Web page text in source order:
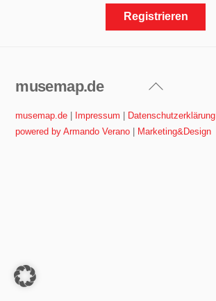
Back
Top
musemap.de
musemap.de Impressum Datenschutzerklärung
powered by Armando Verano
Marketing&Design